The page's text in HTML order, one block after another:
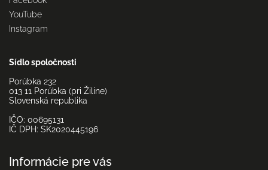
YouTube
Instagram
Sídlo spoločnosti
Porúbka 232
013 11 Porúbka (pri Žiline)
Slovenská republika
IČO: 00695131
IČ DPH: SK2020445196
Informácie pre vás